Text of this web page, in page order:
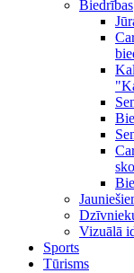
Biedrības
Vizuālā
Sports
Tūrisms